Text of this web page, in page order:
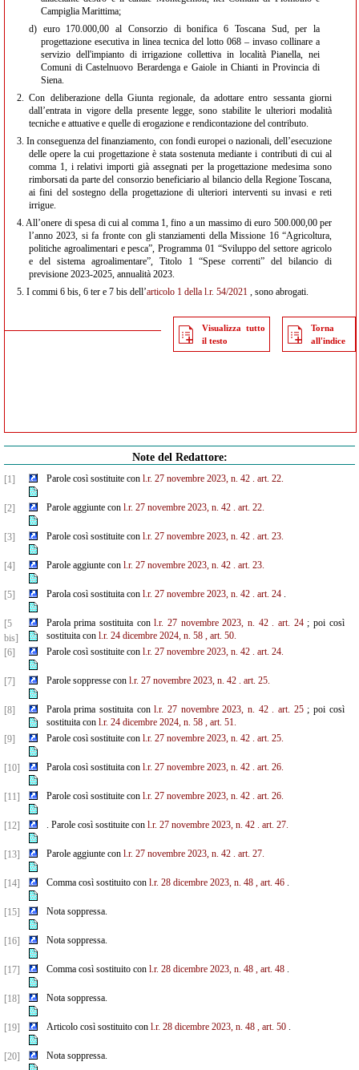
Campiglia Marittima;
d) euro 170.000,00 al Consorzio di bonifica 6 Toscana Sud, per la
progettazione esecutiva in linea tecnica del lotto 068 – invaso collinare a
servizio dell'impianto di irrigazione collettiva in località Pianella, nei
Comuni di Castelnuovo Berardenga e Gaiole in Chianti in Provincia di
Siena.
2. Con deliberazione della Giunta regionale, da adottare entro sessanta giorni
dall’entrata in vigore della presente legge, sono stabilite le ulteriori modalità
tecniche e attuative e quelle di erogazione e rendicontazione del contributo.
3. In conseguenza del finanziamento, con fondi europei o nazionali, dell’esecuzione
delle opere la cui progettazione è stata sostenuta mediante i contributi di cui al
comma 1, i relativi importi già assegnati per la progettazione medesima sono
rimborsati da parte del consorzio beneficiario al bilancio della Regione Toscana,
ai fini del sostegno della progettazione di ulteriori interventi su invasi e reti
irrigue.
4. All’onere di spesa di cui al comma 1, fino a un massimo di euro 500.000,00 per
l’anno 2023, si fa fronte con gli stanziamenti della Missione 16 “Agricoltura,
politiche agroalimentari e pesca”, Programma 01 “Sviluppo del settore agricolo
e del sistema agroalimentare”, Titolo 1 “Spese correnti” del bilancio di
previsione 2023-2025, annualità 2023.
5. I commi 6 bis, 6 ter e 7 bis dell’articolo 1 della l.r. 54/2021 , sono abrogati.
Visualizza tutto
il testo
Torna
all'indice
Note del Redattore:
[1] Parole così sostituite con l.r. 27 novembre 2023, n. 42 . art. 22.
[2] Parole aggiunte con l.r. 27 novembre 2023, n. 42 . art. 22.
[3] Parole così sostituite con l.r. 27 novembre 2023, n. 42 . art. 23.
[4] Parole aggiunte con l.r. 27 novembre 2023, n. 42 . art. 23.
[5] Parola così sostituita con l.r. 27 novembre 2023, n. 42 . art. 24.
[5
bis]
Parola prima sostituita conl.r. 27 novembre 2023, n. 42 . art. 24; poi così
sostituita con l.r. 24 dicembre 2024, n. 58 , art. 50.
[6]
Parole così sostituite con l.r. 27 novembre 2023, n. 42 . art. 24.
[7] Parole soppresse con l.r. 27 novembre 2023, n. 42 . art. 25.
[8] Parola prima sostituita conl.r. 27 novembre 2023, n. 42 . art. 25; poi così
sostituita con l.r. 24 dicembre 2024, n. 58 , art. 51.
[9]
Parole così sostituite con l.r. 27 novembre 2023, n. 42 . art. 25.
[10] Parola così sostituita con l.r. 27 novembre 2023, n. 42 . art. 26.
[11] Parole così sostituite con l.r. 27 novembre 2023, n. 42 . art. 26.
[12] . Parole così sostituite con l.r. 27 novembre 2023, n. 42 . art. 27.
[13] Parole aggiunte con l.r. 27 novembre 2023, n. 42 . art. 27.
[14] Comma così sostituito con l.r. 28 dicembre 2023, n. 48 , art. 46.
[15] Nota soppressa.
[16] Nota soppressa.
[17] Comma così sostituito con l.r. 28 dicembre 2023, n. 48 , art. 48.
[18] Nota soppressa.
[19] Articolo così sostituito con l.r. 28 dicembre 2023, n. 48 , art. 50.
[20] Nota soppressa.